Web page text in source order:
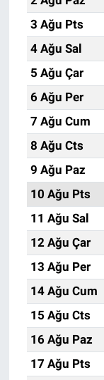
3 Ağu Pts
4 Ağu Sal
5 Ağu Çar
6 Ağu Per
7 Ağu Cum
8 Ağu Cts
9 Ağu Paz
10 Ağu Pts
11 Ağu Sal
12 Ağu Çar
13 Ağu Per
14 Ağu Cum
15 Ağu Cts
16 Ağu Paz
17 Ağu Pts